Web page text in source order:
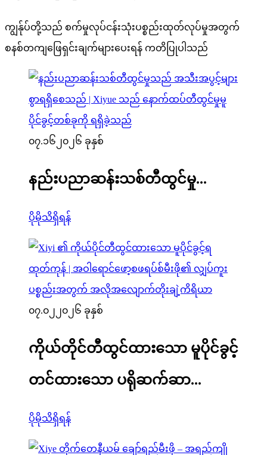
ကျွန်ုပ်တို့သည် စက်မှုလုပ်ငန်းသုံးပစ္စည်းထုတ်လုပ်မှုအတွက်
စနစ်တကျဖြေရှင်းချက်များပေးရန် ကတိပြုပါသည်
၀၇.၁၆ ၂၀၂၆ ခုနှစ်
နည်းပညာဆန်းသစ်တီထွင်မှု...
ပိုမိုသိရှိရန်
၀၇.၀၂ ၂၀၂၆ ခုနှစ်
ကိုယ်တိုင်တီထွင်ထားသော မူပိုင်ခွင့်
တင်ထားသော ပရိုဆက်ဆာ...
ပိုမိုသိရှိရန်